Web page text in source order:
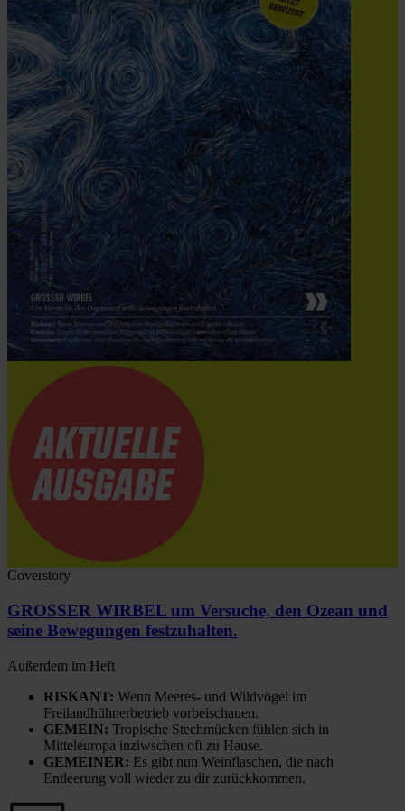
Coverstory
GROSSER WIRBEL um Versuche, den Ozean und
seine Bewegungen festzuhalten.
Außerdem im Heft
RISKANT: Wenn Meeres- und Wildvögel im
Freilandhühnerbetrieb vorbeischauen.
GEMEIN: Tropische Stechmücken fühlen sich in
Mitteleuropa inziwschen oft zu Hause.
GEMEINER: Es gibt nun Weinflaschen, die nach
Entleerung voll wieder zu dir zurückkommen.